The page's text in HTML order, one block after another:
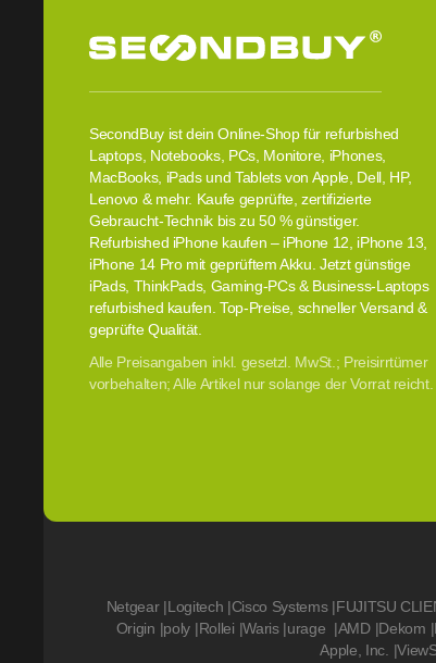
SecondBuy ist dein Online-Shop für refurbished
Laptops, Notebooks, PCs, Monitore, iPhones,
MacBooks, iPads und Tablets von Apple, Dell, HP,
Lenovo & mehr. Kaufe geprüfte, zertifizierte
Gebraucht-Technik bis zu 50 % günstiger.
Refurbished iPhone kaufen – iPhone 12, iPhone 13,
iPhone 14 Pro mit geprüftem Akku. Jetzt günstige
iPads, ThinkPads, Gaming-PCs & Business-Laptops
refurbished kaufen. Top-Preise, schneller Versand &
geprüfte Qualität.
Alle Preisangaben inkl. gesetzl. MwSt.; Preisirrtümer
vorbehalten; Alle Artikel nur solange der Vorrat reicht.
Netgear |Logitech |Cisco Systems |FUJITSU
Origin |poly |Rollei |Waris |urage |AMD |Dekom |
Apple, Inc. |